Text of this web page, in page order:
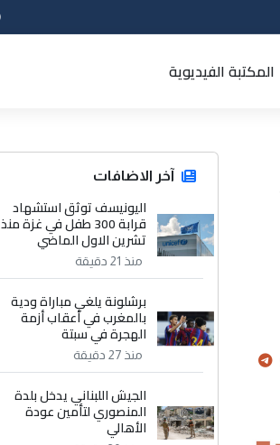
المكتبة الفيديوية
آخر الاضافات
اليونيسف توثق استشهاد
قرابة 300 طفل في غزة منذ
تشرين الاول الماضي
منذ 21 دقيقة
برشلونة يلغي مباراة ودية
بالمغرب في أعقاب أزمة
الهجرة في سبتة
منذ 27 دقيقة
الجيش اللبناني يدخل بلدة
المنصوري لتأمين عودة
الأهالي